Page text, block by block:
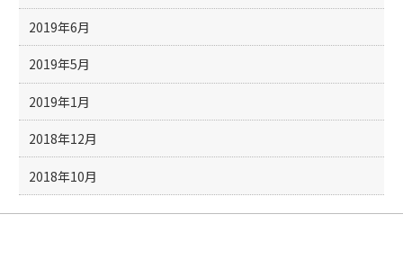
2019年6月
2019年5月
2019年1月
2018年12月
2018年10月